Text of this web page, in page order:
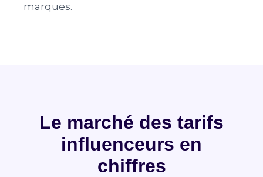
marques.
Le marché des tarifs
influenceurs en
chiffres